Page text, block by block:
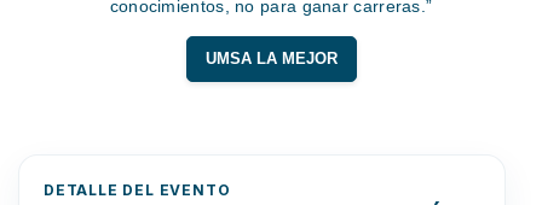
conocimientos, no para ganar carreras.”
UMSA LA MEJOR
DETALLE DEL EVENTO